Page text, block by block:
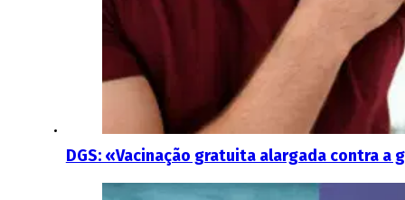
DGS: «Vacinação gratuita alargada contra